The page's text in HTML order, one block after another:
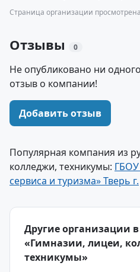
Страница организации
Отзывы 0
Не опубликовано ни
отзыв о компании!
Добавить отзыв
Популярная компания из
колледжи, техникумы:
сервиса и туризма» Тверь г.
Другие организации
«Гимназии, лицеи,
техникумы»